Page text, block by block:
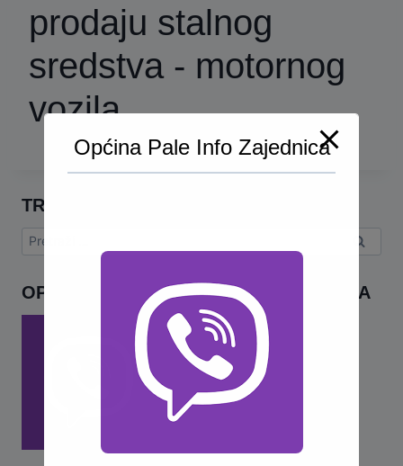
prodaju stalnog
sredstva - motornog
vozila
TRAŽI
Pretraga:
OPĆINA PALE INFO – VIBER ZAJEDNICA
Općina Pale Info Zajednica